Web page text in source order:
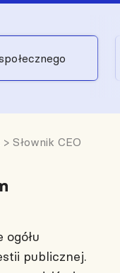
> Słownik CEO
ogółu
publicznej.